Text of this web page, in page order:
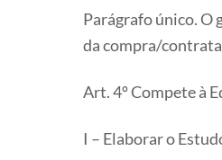
Parágrafo único. O
da compra/
Art. 4º Compete à
I – Elaborar o